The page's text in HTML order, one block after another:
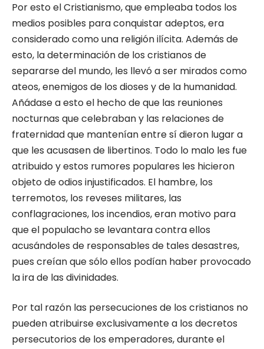
Por esto el Cristianismo, que empleaba to­dos los
medios posibles para conquistar adep­tos, era
considerado como una religión ilícita. Además de
esto, la determinación de los cris­tianos de
separarse del mundo, les llevó a ser mirados como
ateos, enemigos de los dioses y de la humanidad.
Añádase a esto el hecho de que las reuniones
nocturnas que celebraban y las relaciones de
fraternidad que mantenían entre sí dieron lugar a
que les acusasen de li­bertinos. Todo lo malo les fue
atribuido y estos rumores populares les hicieron
objeto de odios injustificados. El hambre, los
terremotos, los reveses militares, las
conflagraciones, los in­cendios, eran motivo para
que el populacho se levantara contra ellos
acusándoles de res­ponsables de tales desastres,
pues creían que sólo ellos podían haber provocado
la ira de las divinidades.
Por tal razón las persecuciones de los cris­tianos no
pueden atribuirse exclusivamente a los decretos
persecutorios de los emperadores, durante el